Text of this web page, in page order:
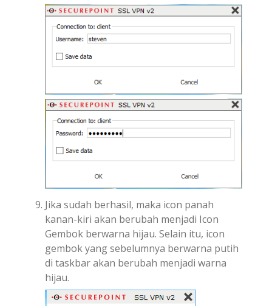
Jika sudah berhasil, maka icon panah
kanan-kiri akan berubah menjadi Icon
Gembok berwarna hijau. Selain itu, icon
gembok yang sebelumnya berwarna putih
di taskbar akan berubah menjadi warna
hijau.